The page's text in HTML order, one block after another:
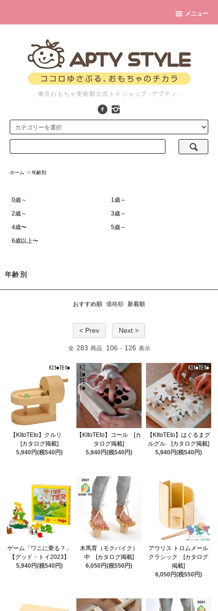
メニュー
東京おもちゃ美術館公式トイショップ -アプティ-
ホーム > 年齢別
0歳～
1歳～
2歳～
3歳～
4歳〜
5歳～
6歳以上〜
年齢別
おすすめ順 価格順 新着順
< Prev Next >
全 283 商品 106 - 126 表示
【KItoTEto】クルリ
[カタログ掲載]
5,940円(税540円)
【KItoTEto】コール [カ
タログ掲載]
5,940円(税540円)
【KItoTEto】はぐるまグ
ルグル [カタログ掲載]
5,940円(税540円)
ゲーム「ワニに乗る？」
【グッド・トイ2023】
5,940円(税540円)
木馬育（モクバイク）
中 [カタログ掲載]
6,050円(税550円)
アウリス トロムメール
クラシック [カタログ
掲載]
6,050円(税550円)